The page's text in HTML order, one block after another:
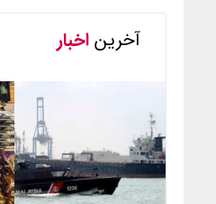
آخریناخبار